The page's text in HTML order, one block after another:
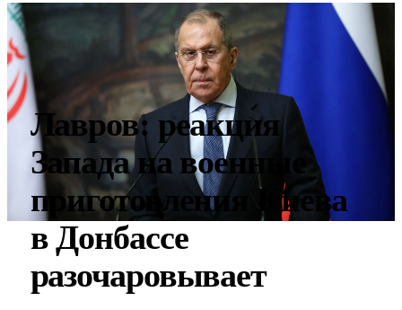
Лавров: реакция
Запада на военные
приготовления Киева
в Донбассе
разочаровывает